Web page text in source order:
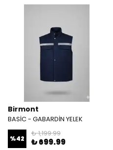
Birmont
BASİC - GABARDİN YELEK
%42
₺ 1,199.99
₺ 699.99